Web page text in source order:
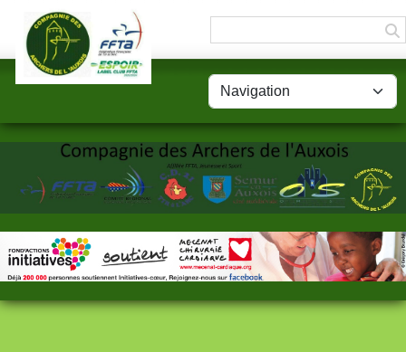
Panneau de gestion des cookies